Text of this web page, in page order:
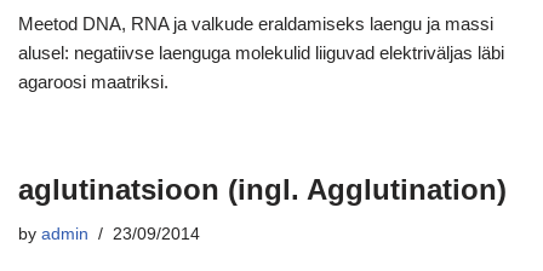
Meetod DNA, RNA ja valkude eraldamiseks laengu ja massi
alusel: negatiivse laenguga molekulid liiguvad elektriväljas läbi
agaroosi maatriksi.
aglutinatsioon (ingl. Agglutination)
by admin 23/09/2014